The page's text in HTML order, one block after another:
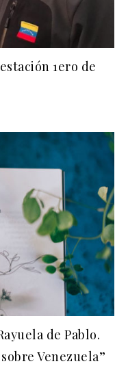
1ero de
de Pablo.
Venezuela”